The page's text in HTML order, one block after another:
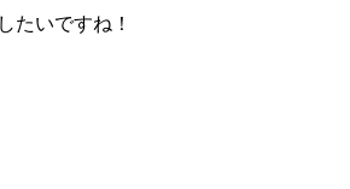
たいですね！